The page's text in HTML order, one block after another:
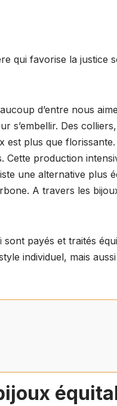
qui favorise la justice
d’entre nous
s’embellir. Des
est plus que
Cette production
une alternative plus
A travers les
payés et traités
individuel, mais